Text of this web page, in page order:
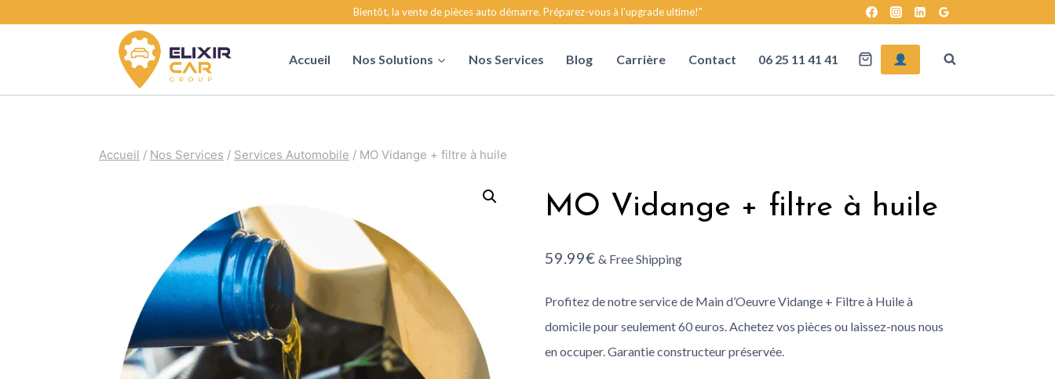
Bientôt, la vente de pièces auto démarre. Préparez-vous à l'upgrade ultime!"
Accueil Nos Solutions Nos Services Blog Carrière Contact 06 25 11 41 41
Accueil / Nos Services / Services Automobile / MO Vidange + filtre à huile
MO Vidange + filtre à huile
59.99€ & Free Shipping
Profitez de notre service de Main d’Oeuvre Vidange + Filtre à Huile à
domicile pour seulement 60 euros. Achetez vos pièces ou laissez-nous nous
en occuper. Garantie constructeur préservée.